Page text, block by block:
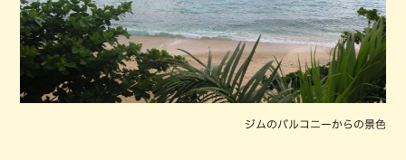
ジムのバルコニーからの景色